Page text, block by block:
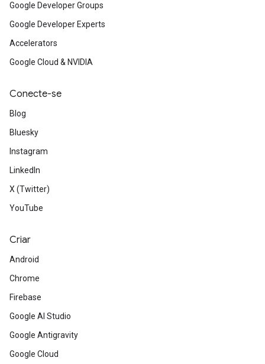
Google Developer Groups
Google Developer Experts
Accelerators
Google Cloud & NVIDIA
Conecte-se
Blog
Bluesky
Instagram
LinkedIn
X (Twitter)
YouTube
Criar
Android
Chrome
Firebase
Google AI Studio
Google Antigravity
Google Cloud